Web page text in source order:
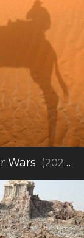
Wars (2021)